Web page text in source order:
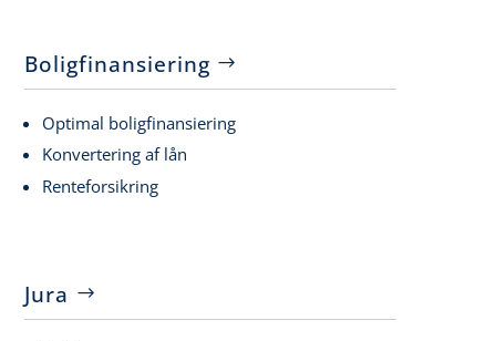
Boligfinansiering
Optimal boligfinansiering
Konvertering af lån
Renteforsikring
Jura